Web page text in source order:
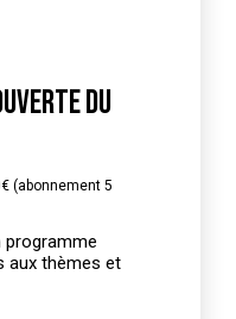
du
(abonnement 5
programme
aux thèmes et